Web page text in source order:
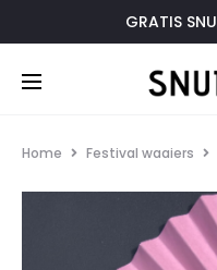
GRATIS
Home Festival waaiers